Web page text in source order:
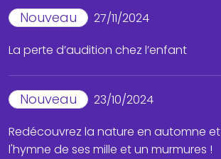
Nouveau
27/11/2024
La perte d’audition chez l’enfant
Nouveau
23/10/2024
Redécouvrez la nature en automne et
l'hymne de ses mille et un murmures !